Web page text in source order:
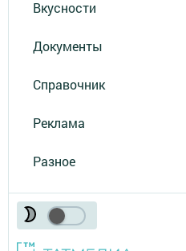
Вкусности
Документы
Справочник
Реклама
Разное